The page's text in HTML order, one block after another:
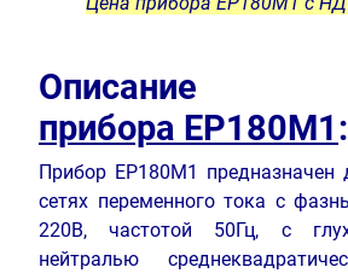
Описание
прибора ЕР180М1:
Прибор ЕР180М1 предназначен
сетях переменного тока с
220В, частотой 50Гц, с
нейтралью